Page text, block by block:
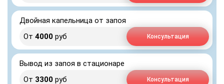
Двойная капельница от запоя
От 4000 руб Консультация
Вывод из запоя в стационаре
От 3300 руб Консультация